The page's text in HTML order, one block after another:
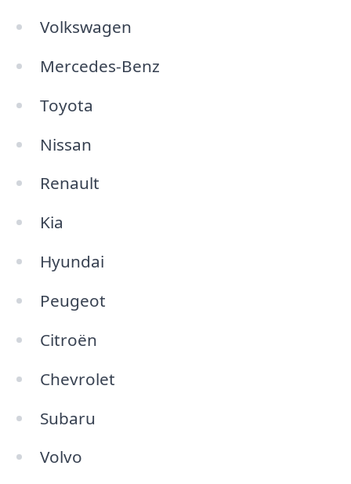
Volkswagen
Mercedes-Benz
Toyota
Nissan
Renault
Kia
Hyundai
Peugeot
Citroën
Chevrolet
Subaru
Volvo